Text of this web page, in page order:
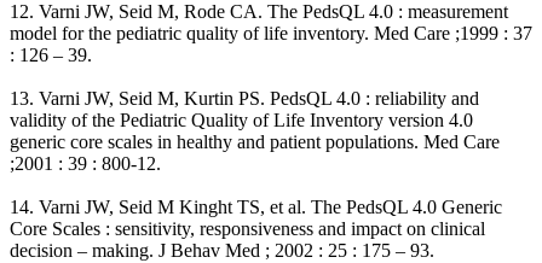
12. Varni JW, Seid M, Rode CA. The PedsQL 4.0 : measurement
model for the pediatric quality of life inventory. Med Care ;1999 : 37
: 126 – 39.
13. Varni JW, Seid M, Kurtin PS. PedsQL 4.0 : reliability and
validity of the Pediatric Quality of Life Inventory version 4.0
generic core scales in healthy and patient populations. Med Care
;2001 : 39 : 800-12.
14. Varni JW, Seid M Kinght TS, et al. The PedsQL 4.0 Generic
Core Scales : sensitivity, responsiveness and impact on clinical
decision – making. J Behav Med ; 2002 : 25 : 175 – 93.